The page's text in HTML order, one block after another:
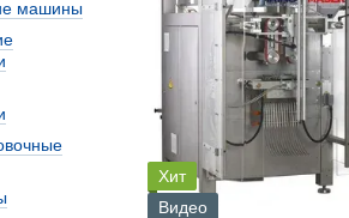
Хит
Видео
машины